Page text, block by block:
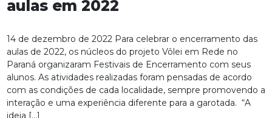
aulas em 2022
14 de dezembro de 2022 Para celebrar o encerramento das
aulas de 2022, os núcleos do projeto Vôlei em Rede no
Paraná organizaram Festivais de Encerramento com seus
alunos. As atividades realizadas foram pensadas de acordo
com as condições de cada localidade, sempre promovendo a
interação e uma experiência diferente para a garotada. “A
ideia […]